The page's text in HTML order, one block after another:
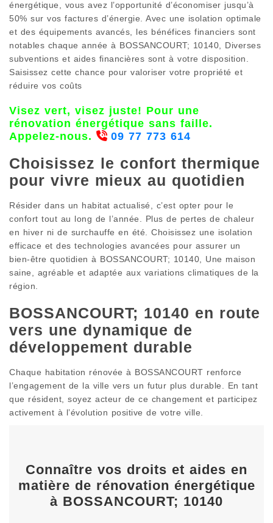
énergétique, vous avez l’opportunité d’économiser jusqu’à
50% sur vos factures d’énergie. Avec une isolation optimale
et des équipements avancés, les bénéfices financiers sont
notables chaque année à BOSSANCOURT; 10140, Diverses
subventions et aides financières sont à votre disposition.
Saisissez cette chance pour valoriser votre propriété et
réduire vos coûts
Visez vert, visez juste! Pour une
rénovation énergétique sans faille.
Appelez-nous.
09 77 773 614
Choisissez le confort thermique
pour vivre mieux au quotidien
Résider dans un habitat actualisé, c’est opter pour le
confort tout au long de l’année. Plus de pertes de chaleur
en hiver ni de surchauffe en été. Choisissez une isolation
efficace et des technologies avancées pour assurer un
bien-être quotidien à BOSSANCOURT; 10140, Une maison
saine, agréable et adaptée aux variations climatiques de la
région.
BOSSANCOURT; 10140 en route
vers une dynamique de
développement durable
Chaque habitation rénovée à BOSSANCOURT renforce
l’engagement de la ville vers un futur plus durable. En tant
que résident, soyez acteur de ce changement et participez
activement à l’évolution positive de votre ville.
Connaître vos droits et aides en
matière de rénovation énergétique
à BOSSANCOURT; 10140